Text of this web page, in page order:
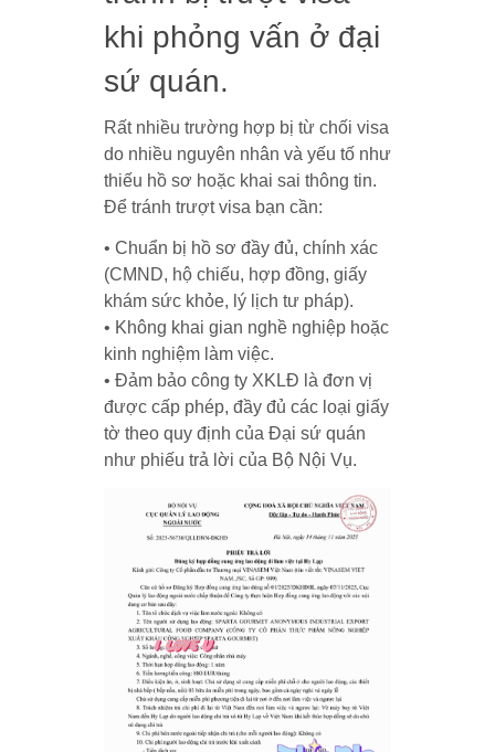
khi phỏng vấn ở đại
sứ quán.
Rất nhiều trường hợp bị từ chối visa
do nhiều nguyên nhân và yếu tố như
thiếu hồ sơ hoặc khai sai thông tin.
Để tránh trượt visa bạn cần:
• Chuẩn bị hồ sơ đầy đủ, chính xác
(CMND, hộ chiếu, hợp đồng, giấy
khám sức khỏe, lý lịch tư pháp).
• Không khai gian nghề nghiệp hoặc
kinh nghiệm làm việc.
• Đảm bảo công ty XKLĐ là đơn vị
được cấp phép, đầy đủ các loại giấy
tờ theo quy định của Đại sứ quán
như phiếu trả lời của Bộ Nội Vụ.